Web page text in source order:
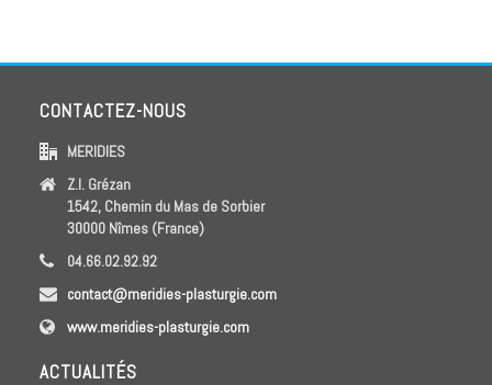
CONTACTEZ-NOUS
MERIDIES
Z.I. Grézan
1542, Chemin du Mas de Sorbier
30000 Nîmes (France)
04.66.02.92.92
contact@meridies-plasturgie.com
www.meridies-plasturgie.com
ACTUALITÉS